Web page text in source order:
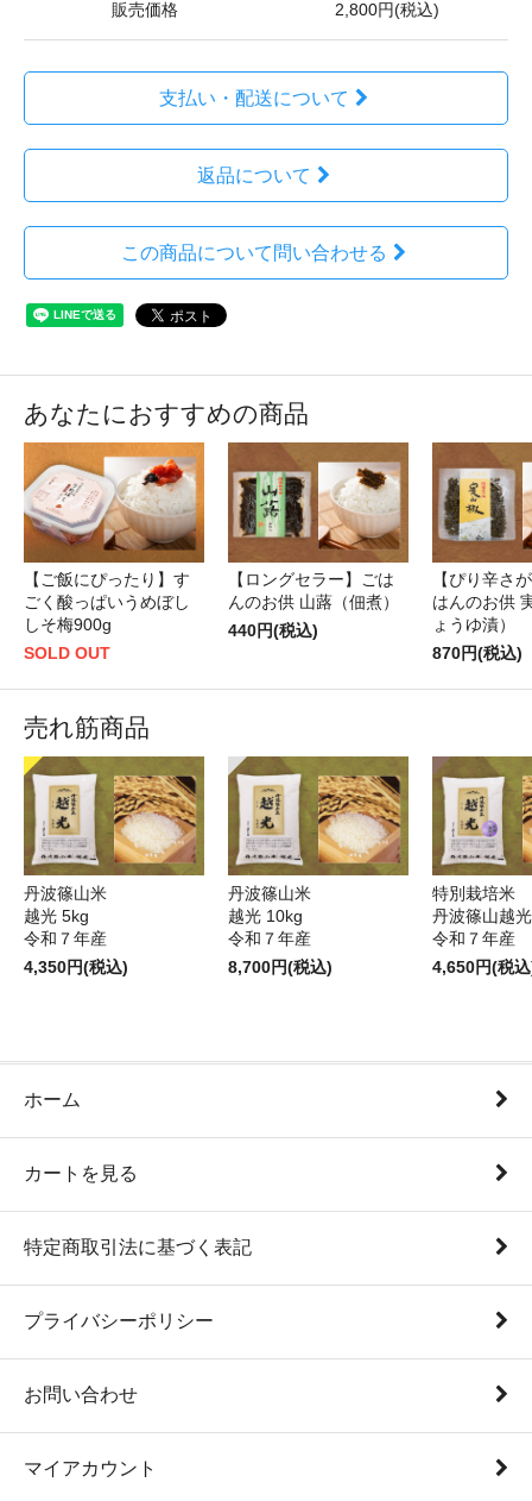
販売価格 2,800円(税込)
支払い・配送について
返品について
この商品について問い合わせる
あなたにおすすめの商品
【ご飯にぴったり】す
ごく酸っぱいうめぼし
しそ梅900g
SOLD OUT
【ロングセラー】ごは
んのお供 山蕗（佃煮）
440円(税込)
【ぴり辛さ
はんのお供
ょうゆ漬）
870円(税込)
売れ筋商品
丹波篠山米
越光 5kg
令和７年産
4,350円(税込)
丹波篠山米
越光 10kg
令和７年産
8,700円(税込)
特別栽培米
丹波篠山越
令和７年産
4,650円(税
ホーム
カートを見る
特定商取引法に基づく表記
プライバシーポリシー
お問い合わせ
マイアカウント